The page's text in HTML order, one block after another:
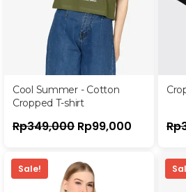
Cool Summer - Cotton
Cropped T-shirt
Rp349,000 Rp99,000 Rp
Sale!